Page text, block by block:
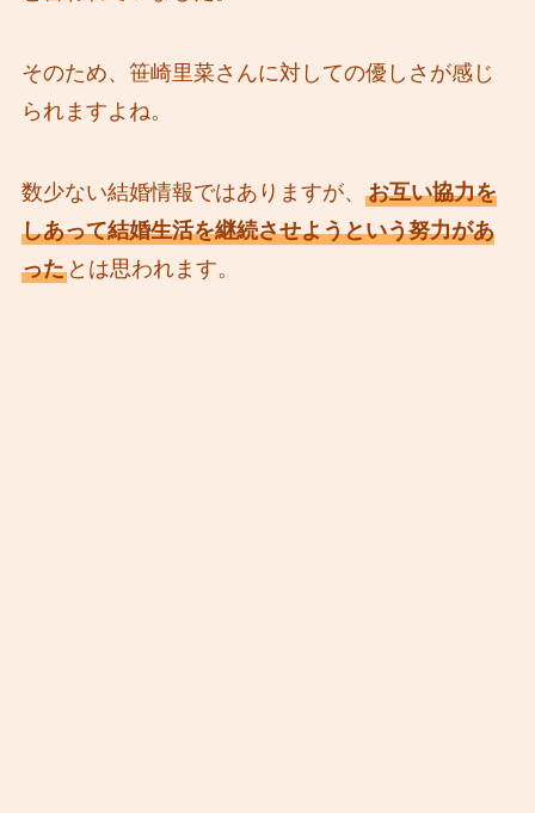
そのため、笹崎里菜さんに対しての優しさが感じ
られますよね。
数少ない結婚情報ではありますが、 お互い協力を
しあって結婚生活を継続させようという努力があ
ったとは思われます。